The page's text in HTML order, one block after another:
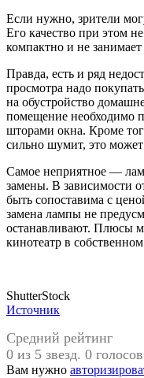
Если нужно, зрители
Его качество при этом
компактно и не
Правда, есть и ряд
просмотра надо
на обустройство
помещение необходимо
шторами окна. Кроме
сильно шумит, это
Самое неприятное —
замены. В зависимости
быть сопоставима с
замена лампы не
останавливают. Плюсы
кинотеатр в
ShutterStock
Источник
Средний рейтинг
0 из 5 звезд. 0
Вам нужно